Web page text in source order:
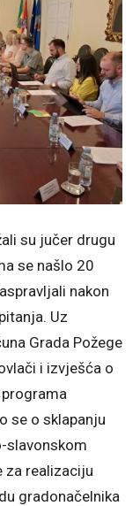
su jučer drugu
se našlo 20
nakon
Uz
Grada Požege
i izvješća o
se o sklapanju
slavonskom
za realizaciju
gradonačelnika